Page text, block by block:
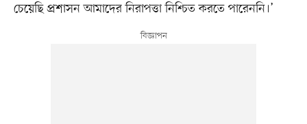
চেয়েছি প্রশাসন আমাদের নিরাপত্তা নিশ্চিত করতে পারেননি।’